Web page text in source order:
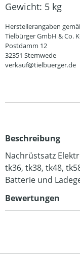
Gewicht: 5 kg
Herstellerangaben
Tielbürger GmbH & Co.
Postdamm 12
32351 Stemwede
verkauf@tielbuerger.de
Beschreibung
Nachrüstsatz
tk36, tk38, tk48,
Batterie und
Bewertungen